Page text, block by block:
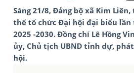
Sáng 21/8, Đảng bộ xã Kim
thể tổ chức Đại hội đại biểu
2025 -2030. Đồng chí Lê Hồng
ủy, Chủ tịch UBND tỉnh dự,
hội.